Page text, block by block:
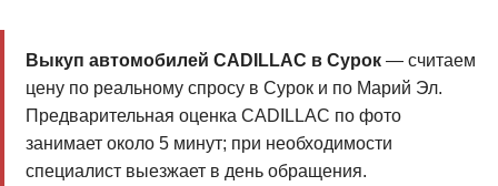
Выкуп автомобилей CADILLAC в Сурок— считаем
цену по реальному спросу в Сурок и по Марий Эл.
Предварительная оценка CADILLAC по фото
занимает около 5 минут; при необходимости
специалист выезжает в день обращения.